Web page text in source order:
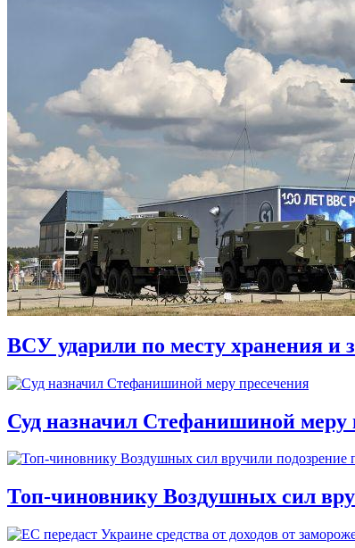
ВСУ ударили по месту хранения и
Суд назначил Стефанишиной меру
Топ-чиновнику Воздушных сил